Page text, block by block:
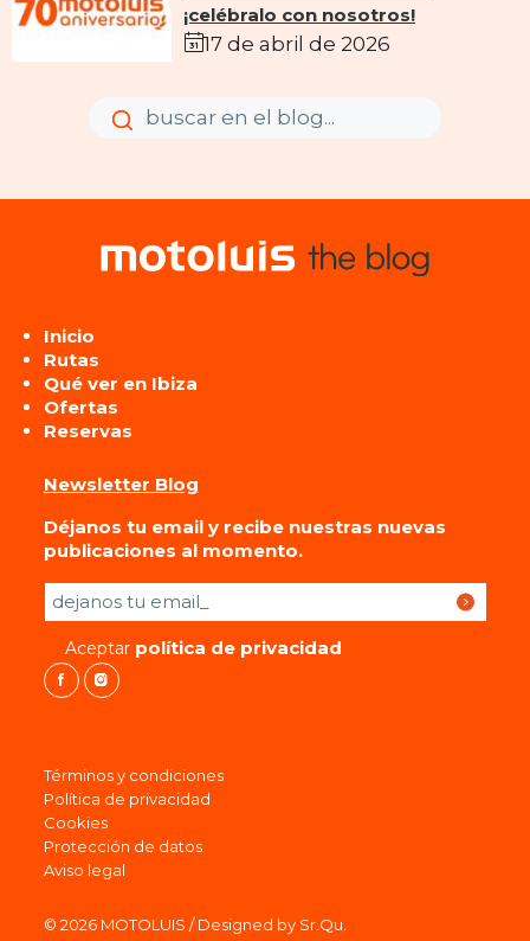
¡celébralo con nosotros!
17 de abril de 2026
Enviar
Enviar
Inicio
Rutas
Qué ver en Ibiza
Ofertas
Reservas
Newsletter Blog
Déjanos tu email y recibe nuestras nuevas
publicaciones al momento.
Por favor, deja este campo vacío.
Aceptar política de privacidad
© 2026 MOTOLUIS / Designed by Sr.Qu.
Términos y condiciones
Política de privacidad
Cookies
Protección de datos
Aviso legal